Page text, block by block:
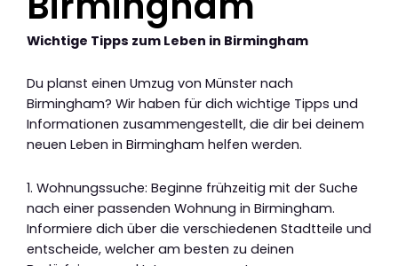
Wichtige Tipps zum Leben in Birmingham
Du planst einen Umzug von Münster nach
Birmingham? Wir haben für dich wichtige Tipps und
Informationen zusammengestellt, die dir bei deinem
neuen Leben in Birmingham helfen werden.
1. Wohnungssuche: Beginne frühzeitig mit der Suche
nach einer passenden Wohnung in Birmingham.
Informiere dich über die verschiedenen Stadtteile und
entscheide, welcher am besten zu deinen